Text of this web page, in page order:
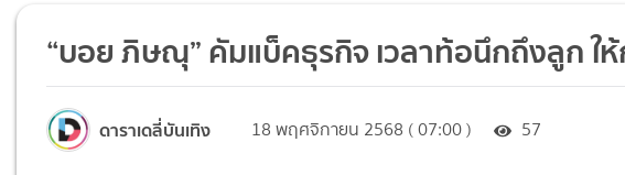
“บอย ภิษณุ” คัมแบ็คธุรกิจ เวลาท้อนึกถึงลูก ใ
ดาราเดลี่บันเทิง 18 พฤศจิกายน 2568 ( 07:00 ) 57